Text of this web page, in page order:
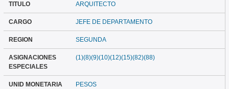
TITULO ARQUITECTO
CARGO JEFE DE DEPARTAMENTO
REGION SEGUNDA
ASIGNACIONES
ESPECIALES
(1)(8)(9)(10)(12)(15)(82)(88)
UNID MONETARIA PESOS